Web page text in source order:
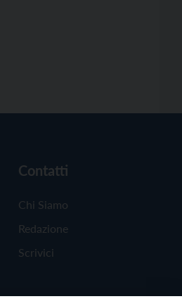
Contatti
Chi Siamo
Redazione
Scrivici